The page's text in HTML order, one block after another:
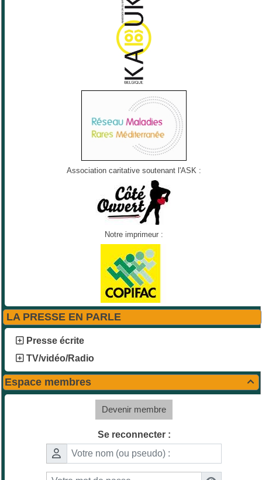
Association caritative soutenant l'ASK :
Notre imprimeur :
LA PRESSE EN PARLE
Presse écrite
TV/vidéo/Radio

Espace membres
Devenir membre
Se reconnecter :